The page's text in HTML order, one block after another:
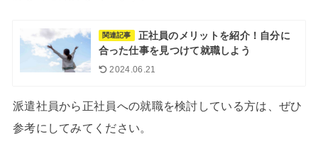
関連記事
正社員のメリットを紹介！自分に
合った仕事を見つけて就職しよう
2024.06.21
派遣社員から正社員への就職を検討している方は、ぜひ
参考にしてみてください。